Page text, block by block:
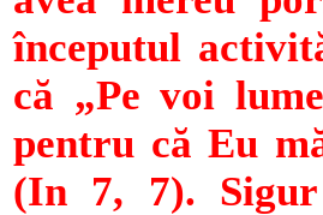
înce­putul
că „Pe voi
pentru că Eu
(In 7, 7).